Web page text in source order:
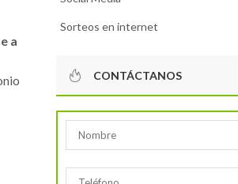
a
Sorteos en internet
CONTÁCTANOS